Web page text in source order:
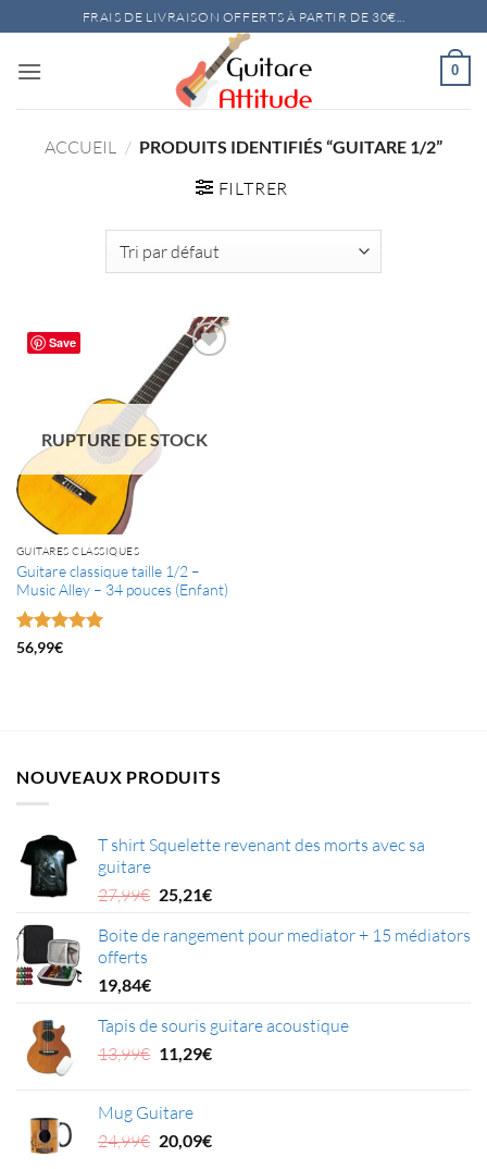
au
contenu
FRAIS DE LIVRAISON OFFERTS À PARTIR DE 30€...
0
ACCUEIL / PRODUITS IDENTIFIÉS “GUITARE 1/2”
FILTRER
Save
RUPTURE DE STOCK
GUITARES CLASSIQUES
Guitare classique taille 1/2 –
Music Alley – 34 pouces (Enfant)
Note5
56,99€
NOUVEAUX PRODUITS
T shirt Squelette revenant des morts avec sa
guitare
27,99€ Le
initial
25,21€Le
actuel
Boite de rangement pour mediator + 15 médiators
offerts
19,84€
Tapis de souris guitare acoustique
13,99€ Le
était :
13,99€.
11,29€Le
11,29€.
Mug Guitare
24,99€ Le
20,09€Le